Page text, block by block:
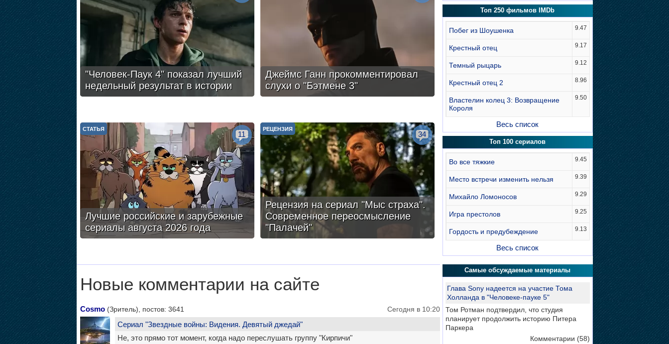
"Человек-Паук 4" показал лучший
недельный результат в истории
Джеймс Ганн прокомментировал
слухи о "Бэтмене 3"
Лучшие российские и зарубежные
сериалы августа 2026 года
СТАТЬЯ
11
Рецензия на сериал "Мыс страха".
Современное переосмысление
"Палачей"
РЕЦЕНЗИЯ
34
Новые комментарии на сайте
Cosmo(Зритель), постов: 3641 Сегодня в 10:20
Сериал "Звездные войны: Видения. Девятый джедай"
Не, это прямо тот момент, когда надо переслушать группу "Кирпичи"
Топ 250 фильмов IMDb
Побег из Шоушенка 9.47
Крестный отец 9.17
Темный рыцарь 9.12
Крестный отец 2 8.96
Властелин колец 3: Возвращение
Короля
9.50
Весь список
Топ 100 сериалов
Во все тяжкие 9.45
Место встречи изменить нельзя 9.39
Михайло Ломоносов 9.29
Игра престолов 9.25
Гордость и предубеждение 9.13
Весь список
Самые обсуждаемые материалы
Глава Sony надеется на участие Тома
Холланда в "Человеке-пауке 5"
Том Ротман подтвердил, что студия
планирует продолжить историю Питера
Паркера
Комментарии (58)